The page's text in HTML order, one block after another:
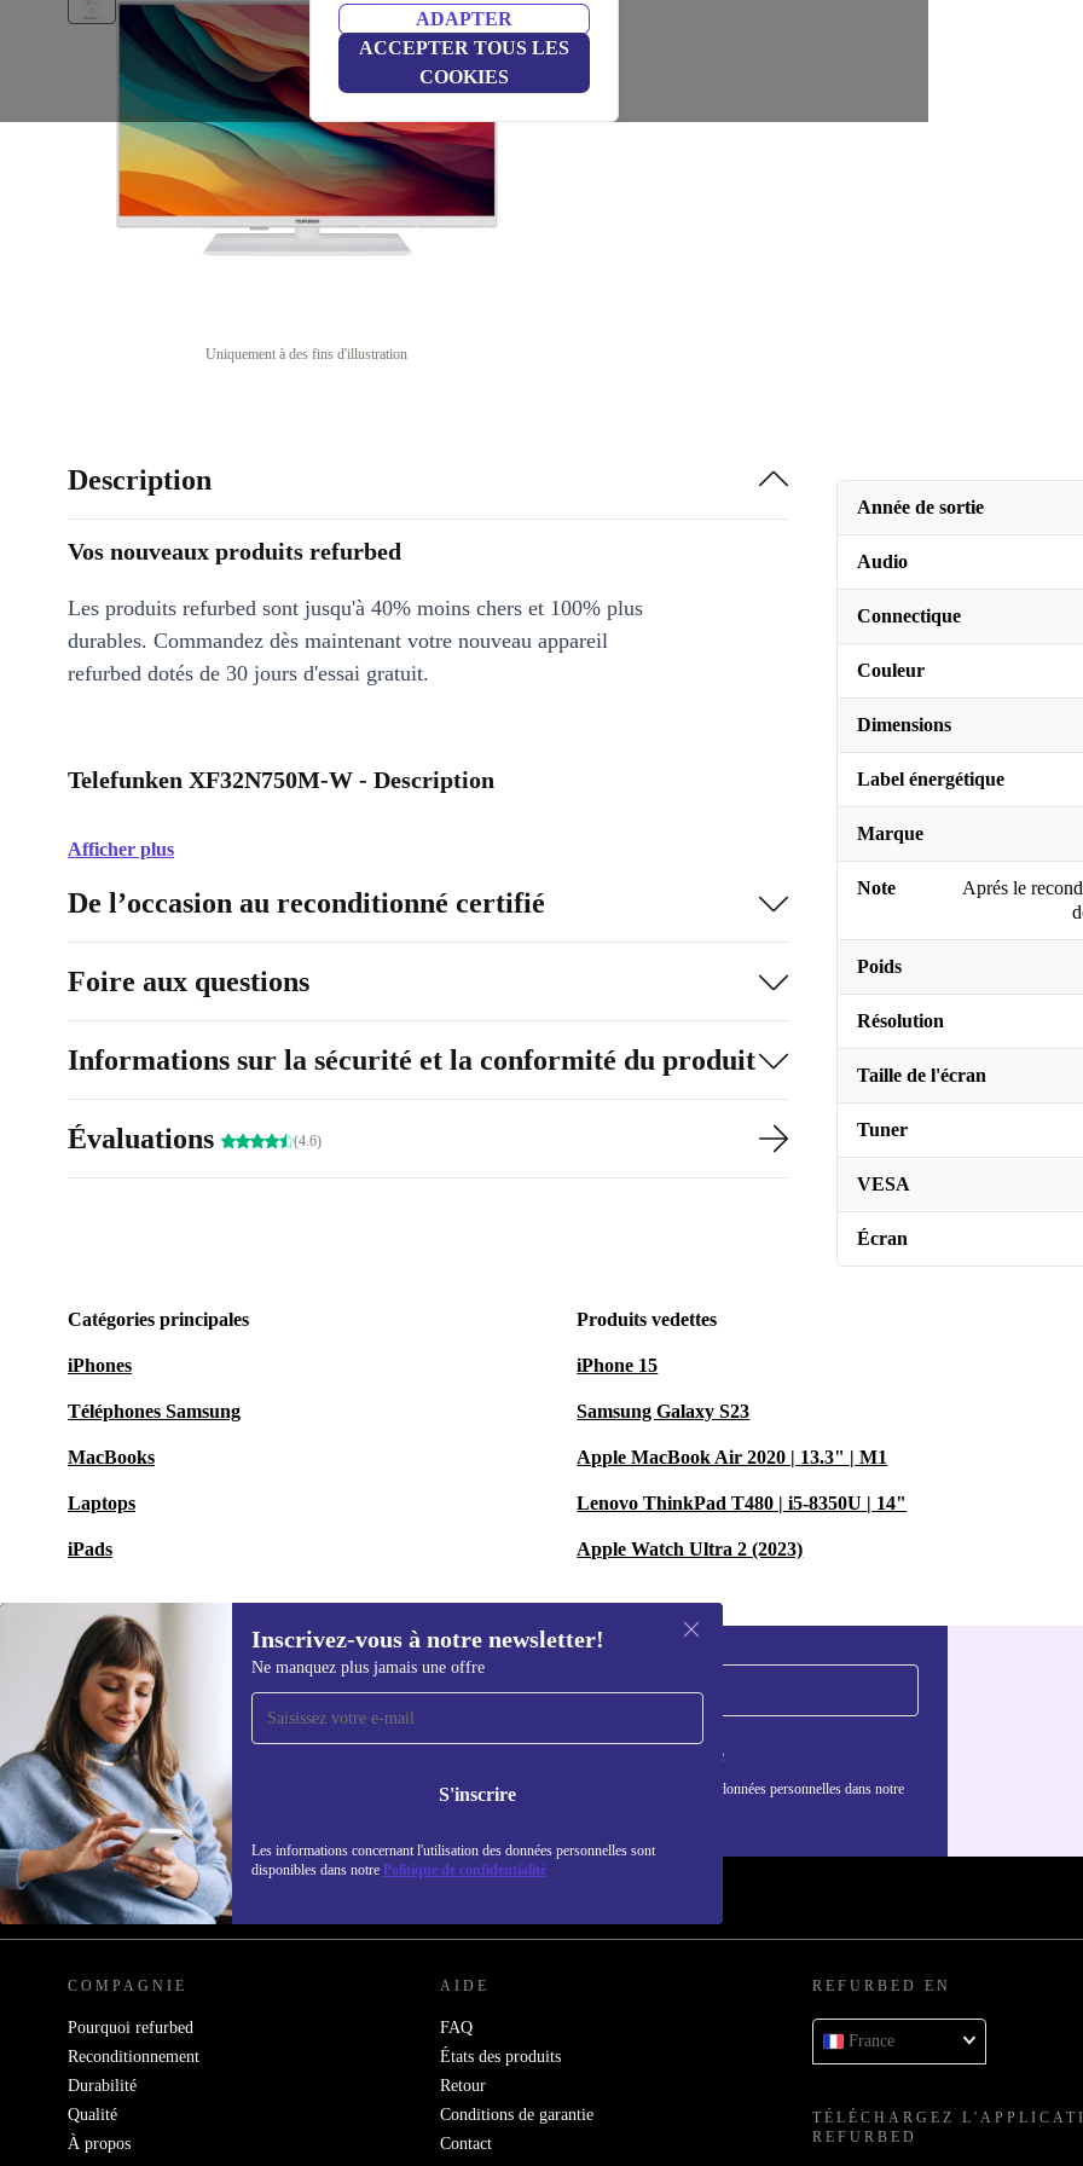
ADAPTER
ACCEPTER TOUS LES
COOKIES
Uniquement à des fins d'illustration
Année de sortie
Audio
Connectique
Couleur
Dimensions
Label énergétique
Marque
Note
Aprés le
Poids
Résolution
Taille de l'écran
Tuner
VESA
Écran
Description
Vos nouveaux produits refurbed
Les produits refurbed sont jusqu'à 40% moins chers et 100% plus
durables. Commandez dès maintenant votre nouveau appareil
refurbed dotés de 30 jours d'essai gratuit.
Telefunken XF32N750M-W - Description
Afficher plus
De l’occasion au reconditionné certifié
Foire aux questions
Informations sur la sécurité et la conformité du produit
Évaluations (4.6)
Catégories principales
iPhones
Téléphones Samsung
MacBooks
Laptops
iPads
Produits vedettes
iPhone 15
Samsung Galaxy S23
Apple MacBook Air 2020 | 13.3" | M1
Lenovo ThinkPad T480 | i5-8350U | 14"
Apple Watch Ultra 2 (2023)
Inscrivez-vous à notre newsletter!
Ne manquez plus jamais une offre
S'inscrire
Les informations concernant l'utilisation des données personnelles sont
disponibles dans notre Politique de confidentialité
Recevoir offres et infos de
refurbed par mail
Ne manquez plus aucune offre.
S'inscrire
Retrouvez les informations sur l'utilisation des données personnelles dans notre
REFURBED FRANCE - RETHINK NEW.
COMPAGNIE
Pourquoi refurbed
Reconditionnement
Durabilité
Qualité
À propos
AIDE
FAQ
États des produits
Retour
Conditions de garantie
Contact
REFURBED EN
France
TÉLÉCHARGEZ
REFURBED